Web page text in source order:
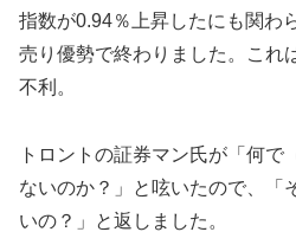
指数が0.94％上昇したにも関わ
売り優勢で終わりました。これ
不利。
トロントの証券マン氏が「何で
ないのか？」と呟いたので、「
いの？」と返しました。